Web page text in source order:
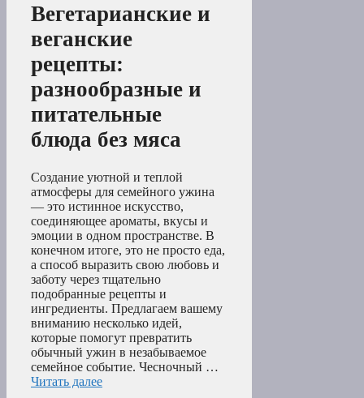
Вегетарианские и
веганские
рецепты:
разнообразные и
питательные
блюда без мяса
Создание уютной и теплой
атмосферы для семейного ужина
— это истинное искусство,
соединяющее ароматы, вкусы и
эмоции в одном пространстве. В
конечном итоге, это не просто еда,
а способ выразить свою любовь и
заботу через тщательно
подобранные рецепты и
ингредиенты. Предлагаем вашему
вниманию несколько идей,
которые помогут превратить
обычный ужин в незабываемое
семейное событие. Чесночный …
Читать далее